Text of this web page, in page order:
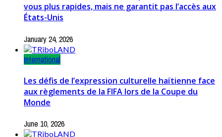
vous plus rapides, mais ne garantit pas l’accès aux
États-Unis
January 24, 2026
International
Les défis de l’expression culturelle haïtienne face
aux règlements de la FIFA lors de la Coupe du
Monde
June 10, 2026